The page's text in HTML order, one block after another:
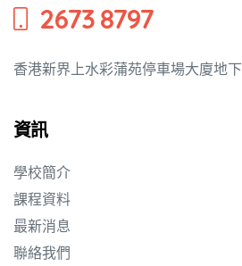
2673 8797
香港新界上水彩蒲苑停車場大廈地下
資訊
學校簡介
課程資料
最新消息
聯絡我們